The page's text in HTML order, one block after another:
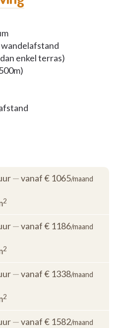
enkel terras)
—vanaf € 1065/maand
2
—vanaf € 1186/maand
2
—vanaf € 1338/maand
2
—vanaf € 1582/maand